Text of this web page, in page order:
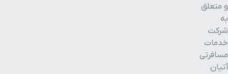
کنسولگری کشور عراق
پارک پردیس قائم
و متعلق
به
شرکت
خدمات
مسافرتی
آتیان